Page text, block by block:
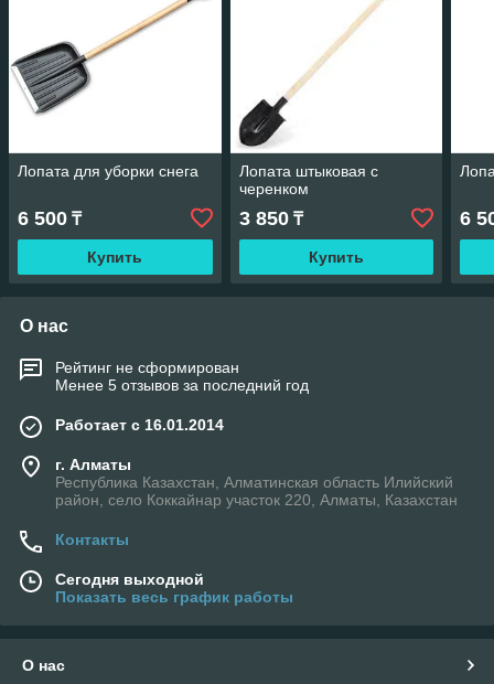
Лопата для уборки снега
6 500 ₸
Купить
Лопата штыковая с
черенком
3 850₸
Купить
6
О нас
Рейтинг не сформирован
Менее 5 отзывов за последний год
Работает с 16.01.2014
г. Алматы
Республика Казахстан, Алматинская область Илийский
район, село Коккайнар участок 220, Алматы, Казахстан
Контакты
Сегодня выходной
Показать весь график работы
О нас